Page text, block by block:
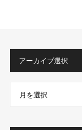
アーカイブ選択
月を選択